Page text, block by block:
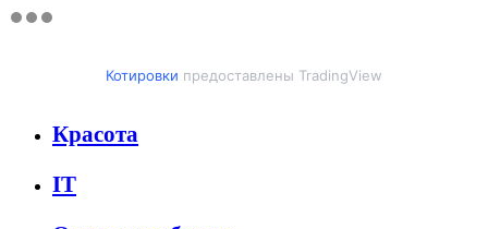
Котировки предоставлены TradingView
Красота
IT